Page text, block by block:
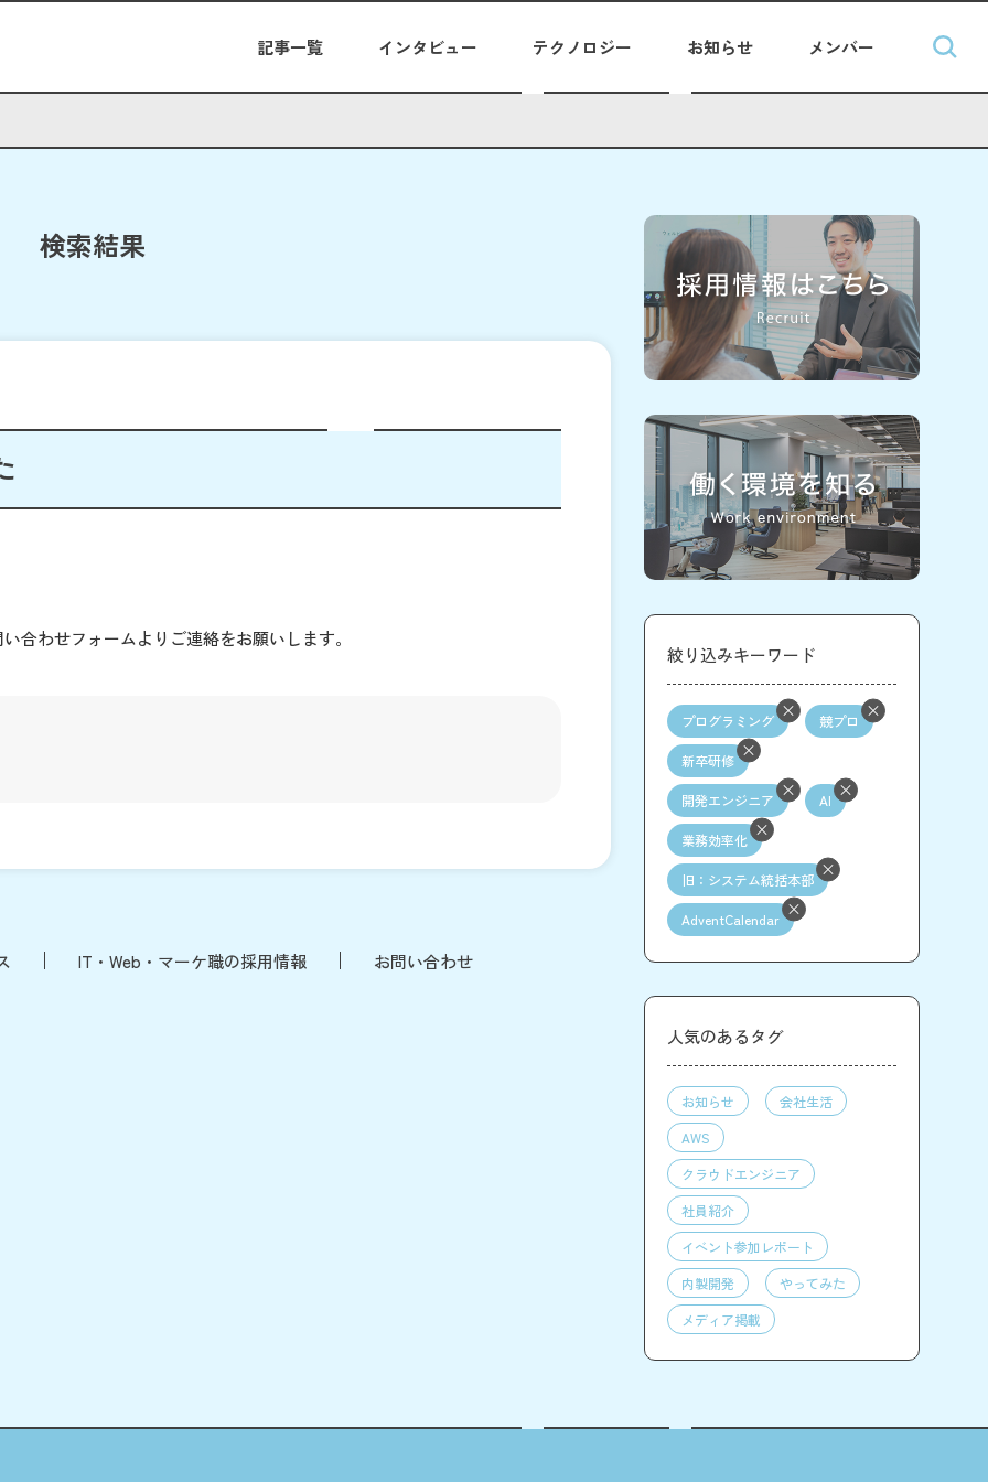
記事一覧 インタビュー テクノロジー お知らせ メンバー
検索結果
合わせフォームよりご連絡をお願いします。
IT・Web・マーケ職の採用情報 お問い合わせ
絞り込みキーワード
プログラミング 競プロ
新卒研修
開発エンジニア AI
業務効率化
旧：システム統括本部
AdventCalendar
人気のあるタグ
お知らせ
会社生活
AWS
クラウドエンジニア
社員紹介
イベント参加レポート
内製開発
やってみた
メディア掲載